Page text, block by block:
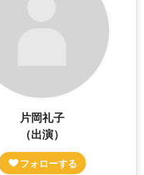
片岡礼子
（出演）